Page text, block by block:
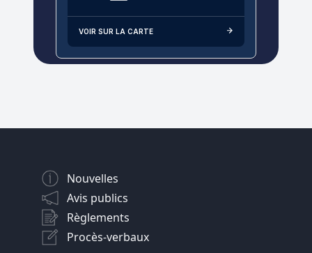
VOIR SUR LA CARTE
Nouvelles
Avis publics
Règlements
Procès-verbaux